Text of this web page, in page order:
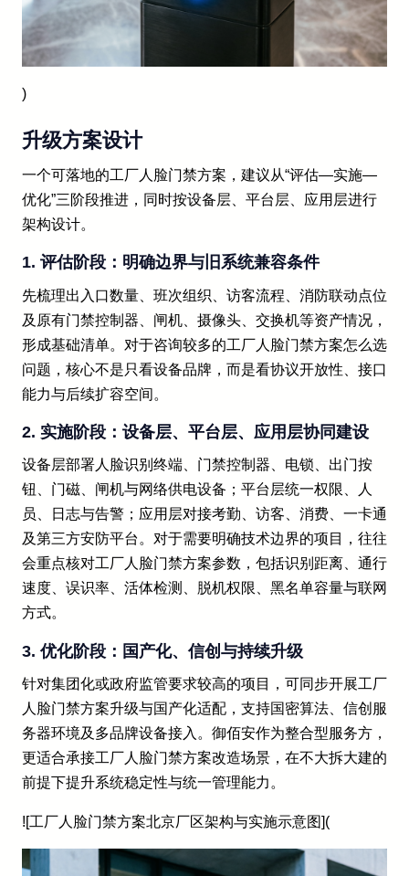
)
升级方案设计
一个可落地的工厂人脸门禁方案，建议从“评估—实施—
优化”三阶段推进，同时按设备层、平台层、应用层进行
架构设计。
1. 评估阶段：明确边界与旧系统兼容条件
先梳理出入口数量、班次组织、访客流程、消防联动点位
及原有门禁控制器、闸机、摄像头、交换机等资产情况，
形成基础清单。对于咨询较多的工厂人脸门禁方案怎么选
问题，核心不是只看设备品牌，而是看协议开放性、接口
能力与后续扩容空间。
2. 实施阶段：设备层、平台层、应用层协同建设
设备层部署人脸识别终端、门禁控制器、电锁、出门按
钮、门磁、闸机与网络供电设备；平台层统一权限、人
员、日志与告警；应用层对接考勤、访客、消费、一卡通
及第三方安防平台。对于需要明确技术边界的项目，往往
会重点核对工厂人脸门禁方案参数，包括识别距离、通行
速度、误识率、活体检测、脱机权限、黑名单容量与联网
方式。
3. 优化阶段：国产化、信创与持续升级
针对集团化或政府监管要求较高的项目，可同步开展工厂
人脸门禁方案升级与国产化适配，支持国密算法、信创服
务器环境及多品牌设备接入。御佰安作为整合型服务方，
更适合承接工厂人脸门禁方案改造场景，在不大拆大建的
前提下提升系统稳定性与统一管理能力。
![工厂人脸门禁方案北京厂区架构与实施示意图](